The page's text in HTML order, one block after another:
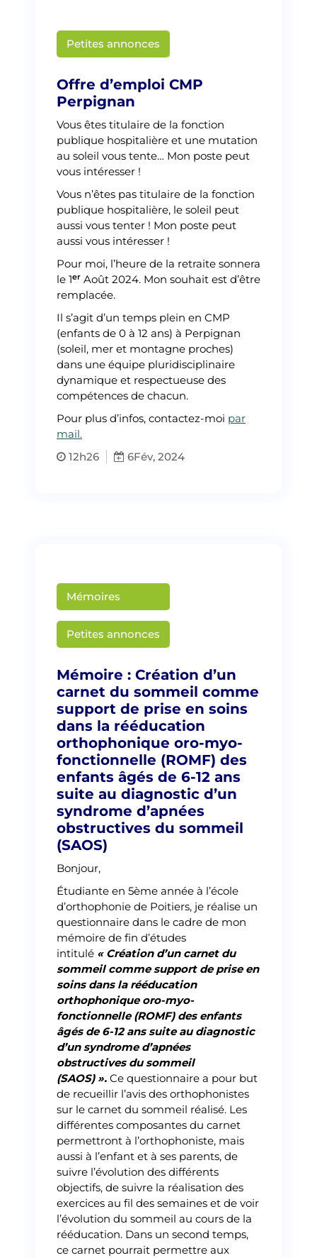
Petites annonces
Offre d’emploi CMP
Perpignan
Vous êtes titulaire de la fonction
publique hospitalière et une mutation
au soleil vous tente… Mon poste peut
vous intéresser !
Vous n’êtes pas titulaire de la fonction
publique hospitalière, le soleil peut
aussi vous tenter ! Mon poste peut
aussi vous intéresser !
Pour moi, l’heure de la retraite sonnera
le 1er Août 2024. Mon souhait est d’être
remplacée.
Il s’agit d’un temps plein en CMP
(enfants de 0 à 12 ans) à Perpignan
(soleil, mer et montagne proches)
dans une équipe pluridisciplinaire
dynamique et respectueuse des
compétences de chacun.
Pour plus d’infos, contactez-moi par
mail.
12h26
6Fév, 2024
Mémoires
Petites annonces
Mémoire : Création d’un
carnet du sommeil comme
support de prise en soins
dans la rééducation
orthophonique oro-myo-
fonctionnelle (ROMF) des
enfants âgés de 6-12 ans
suite au diagnostic d’un
syndrome d’apnées
obstructives du sommeil
(SAOS)
Bonjour,
Étudiante en 5ème année à l’école
d’orthophonie de Poitiers, je réalise un
questionnaire dans le cadre de mon
mémoire de fin d’études
intitulé « Création d’un carnet du
sommeil comme support de prise en
soins dans la rééducation
orthophonique oro-myo-
fonctionnelle (ROMF) des enfants
âgés de 6-12 ans suite au diagnostic
d’un syndrome d’apnées
obstructives du sommeil
(SAOS) ». Ce questionnaire a pour but
de recueillir l’avis des orthophonistes
sur le carnet du sommeil réalisé. Les
différentes composantes du carnet
permettront à l’orthophoniste, mais
aussi à l’enfant et à ses parents, de
suivre l’évolution des différents
objectifs, de suivre la réalisation des
exercices au fil des semaines et de voir
l’évolution du sommeil au cours de la
rééducation. Dans un second temps,
ce carnet pourrait permettre aux